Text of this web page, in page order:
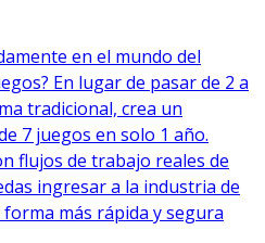
en el mundo del
En lugar de pasar de 2 a
tradicional, crea un
7 juegos en solo 1 año.
flujos de trabajo reales de
ingresar a la industria de
más rápida y segura